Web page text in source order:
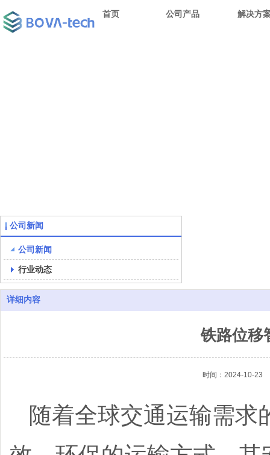
首页 公司产品 解决方
公司新闻
公司新闻
行业动态
详细内容
铁路位移
时间：2024-10-23
随着全球交通运输需求